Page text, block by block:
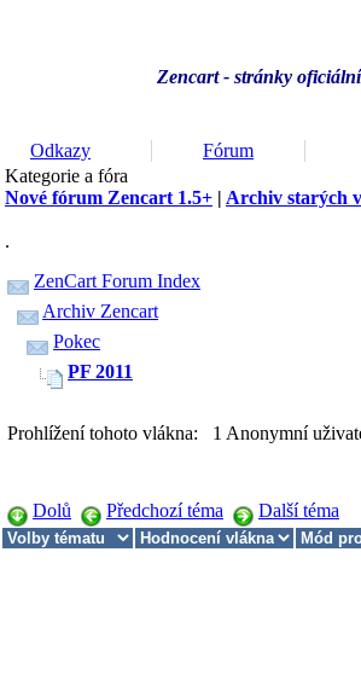
Zencart - stránky
Odkazy Fórum
Kategorie a fóra
Nové fórum Zencart 1.5+ | Archiv starých
.
ZenCart Forum Index
Archiv Zencart
Pokec
PF 2011
Prohlížení tohoto vlákna: 1 Anonymní
Dolů Předchozí téma Další téma